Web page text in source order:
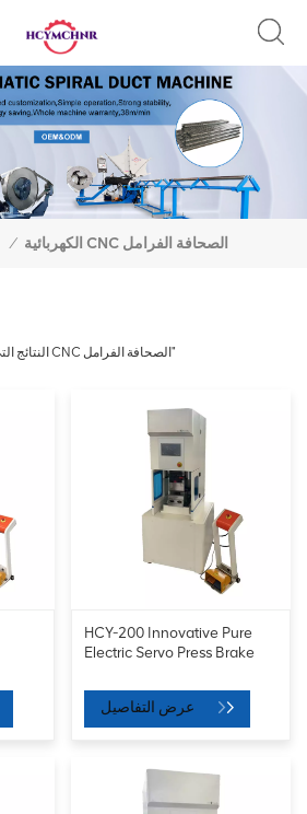
/ الكهربائية CNC الصحافة الفرامل
6 النتائج التي تم العثور عليها ل "الكهربائية CNC الصحافة الفرامل"
HCY-200 Innovative Pure
Electric Servo Press Brake